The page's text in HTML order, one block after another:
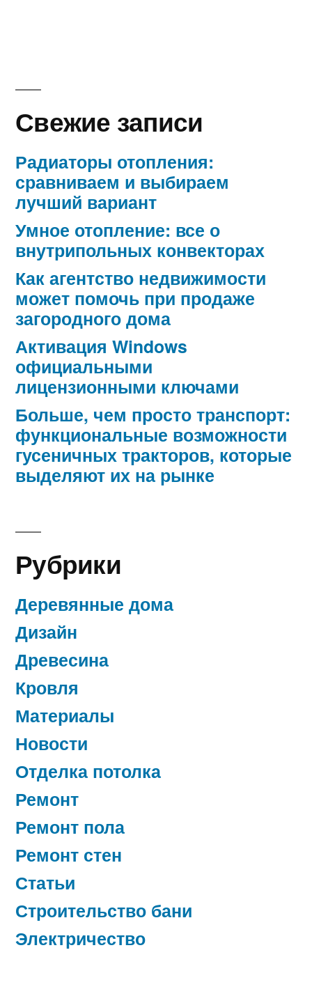
Свежие записи
Радиаторы отопления:
сравниваем и выбираем
лучший вариант
Умное отопление: все о
внутрипольных конвекторах
Как агентство недвижимости
может помочь при продаже
загородного дома
Активация Windows
официальными
лицензионными ключами
Больше, чем просто транспорт:
функциональные возможности
гусеничных тракторов, которые
выделяют их на рынке
Рубрики
Деревянные дома
Дизайн
Древесина
Кровля
Материалы
Новости
Отделка потолка
Ремонт
Ремонт пола
Ремонт стен
Статьи
Строительство бани
Электричество